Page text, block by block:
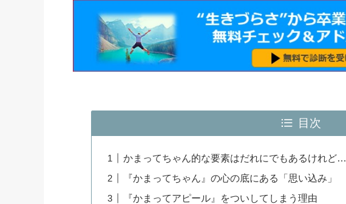
目次
かまってちゃん的な要素はだれにでもあるけれど…
『かまってちゃん』の心の底にある「思い込み」
『かまってアピール』をついしてしまう理由